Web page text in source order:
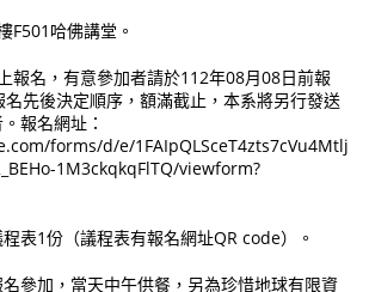
F501哈佛講堂。
報名，有意參加者請於112年08月08日前報
先後決定順序，額滿截止，本系將另行發送
報名網址：
forms/d/e/1FAIpQLSceT4zts7cVu4Mtlj
1M3ckqkqFlTQ/viewform?
表1份（議程表有報名網址QR code）。
參加，當天中午供餐，另為珍惜地球有限資